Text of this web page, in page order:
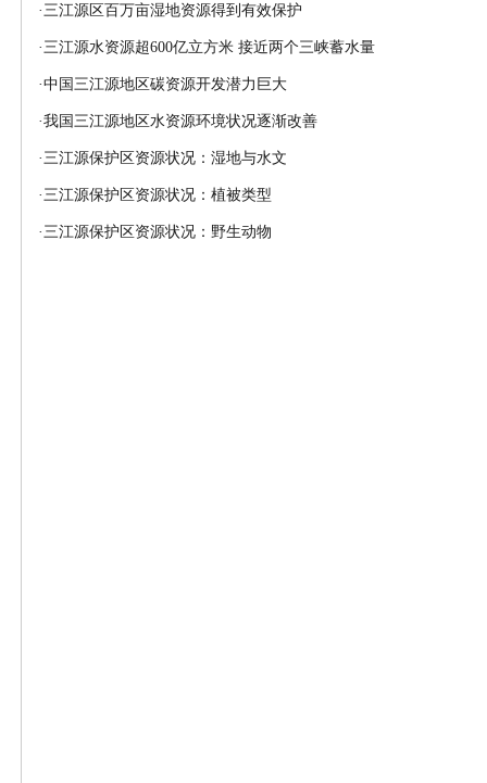
·三江源区百万亩湿地资源得到有效保护
·三江源水资源超600亿立方米 接近两个三峡蓄水量
·中国三江源地区碳资源开发潜力巨大
·我国三江源地区水资源环境状况逐渐改善
·三江源保护区资源状况：湿地与水文
·三江源保护区资源状况：植被类型
·三江源保护区资源状况：野生动物